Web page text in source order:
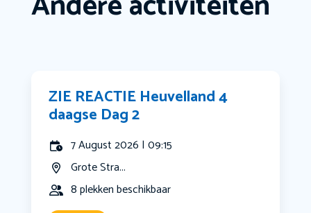
ZIE REACTIE Heuvelland 4
daagse Dag 2
7 August 2026 | 09:15
Grote Stra...
8 plekken beschikbaar